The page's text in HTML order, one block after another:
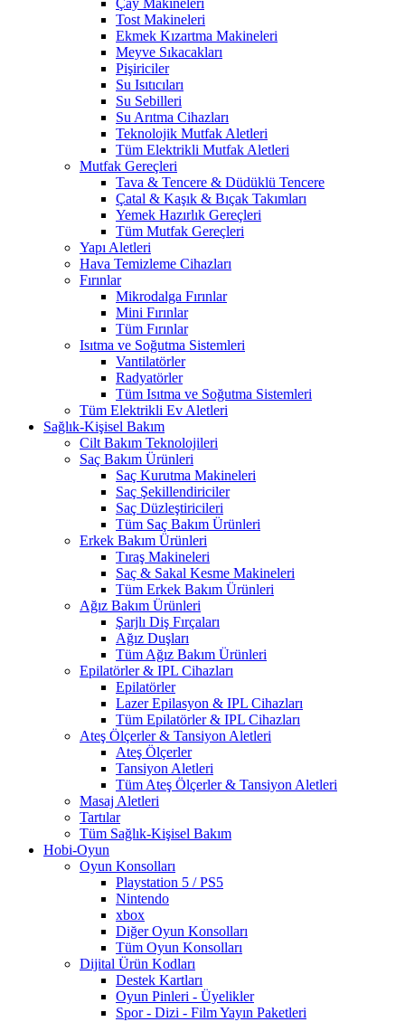
Çay Makineleri
Tost Makineleri
Ekmek Kızartma Makineleri
Meyve Sıkacakları
Pişiriciler
Su Isıtıcıları
Su Sebilleri
Su Arıtma Cihazları
Teknolojik Mutfak Aletleri
Tüm Elektrikli Mutfak Aletleri
Mutfak Gereçleri
Tava & Tencere & Düdüklü Tencere
Çatal & Kaşık & Bıçak Takımları
Yemek Hazırlık Gereçleri
Tüm Mutfak Gereçleri
Yapı Aletleri
Hava Temizleme Cihazları
Fırınlar
Mikrodalga Fırınlar
Mini Fırınlar
Tüm Fırınlar
Isıtma ve Soğutma Sistemleri
Vantilatörler
Radyatörler
Tüm Isıtma ve Soğutma Sistemleri
Tüm Elektrikli Ev Aletleri
Sağlık-Kişisel Bakım
Cilt Bakım Teknolojileri
Saç Bakım Ürünleri
Saç Kurutma Makineleri
Saç Şekillendiriciler
Saç Düzleştiricileri
Tüm Saç Bakım Ürünleri
Erkek Bakım Ürünleri
Tıraş Makineleri
Saç & Sakal Kesme Makineleri
Tüm Erkek Bakım Ürünleri
Ağız Bakım Ürünleri
Şarjlı Diş Fırçaları
Ağız Duşları
Tüm Ağız Bakım Ürünleri
Epilatörler & IPL Cihazları
Epilatörler
Lazer Epilasyon & IPL Cihazları
Tüm Epilatörler & IPL Cihazları
Ateş Ölçerler & Tansiyon Aletleri
Ateş Ölçerler
Tansiyon Aletleri
Tüm Ateş Ölçerler & Tansiyon Aletleri
Masaj Aletleri
Tartılar
Tüm Sağlık-Kişisel Bakım
Hobi-Oyun
Oyun Konsolları
Playstation 5 / PS5
Nintendo
xbox
Diğer Oyun Konsolları
Tüm Oyun Konsolları
Dijital Ürün Kodları
Destek Kartları
Oyun Pinleri - Üyelikler
Spor - Dizi - Film Yayın Paketleri